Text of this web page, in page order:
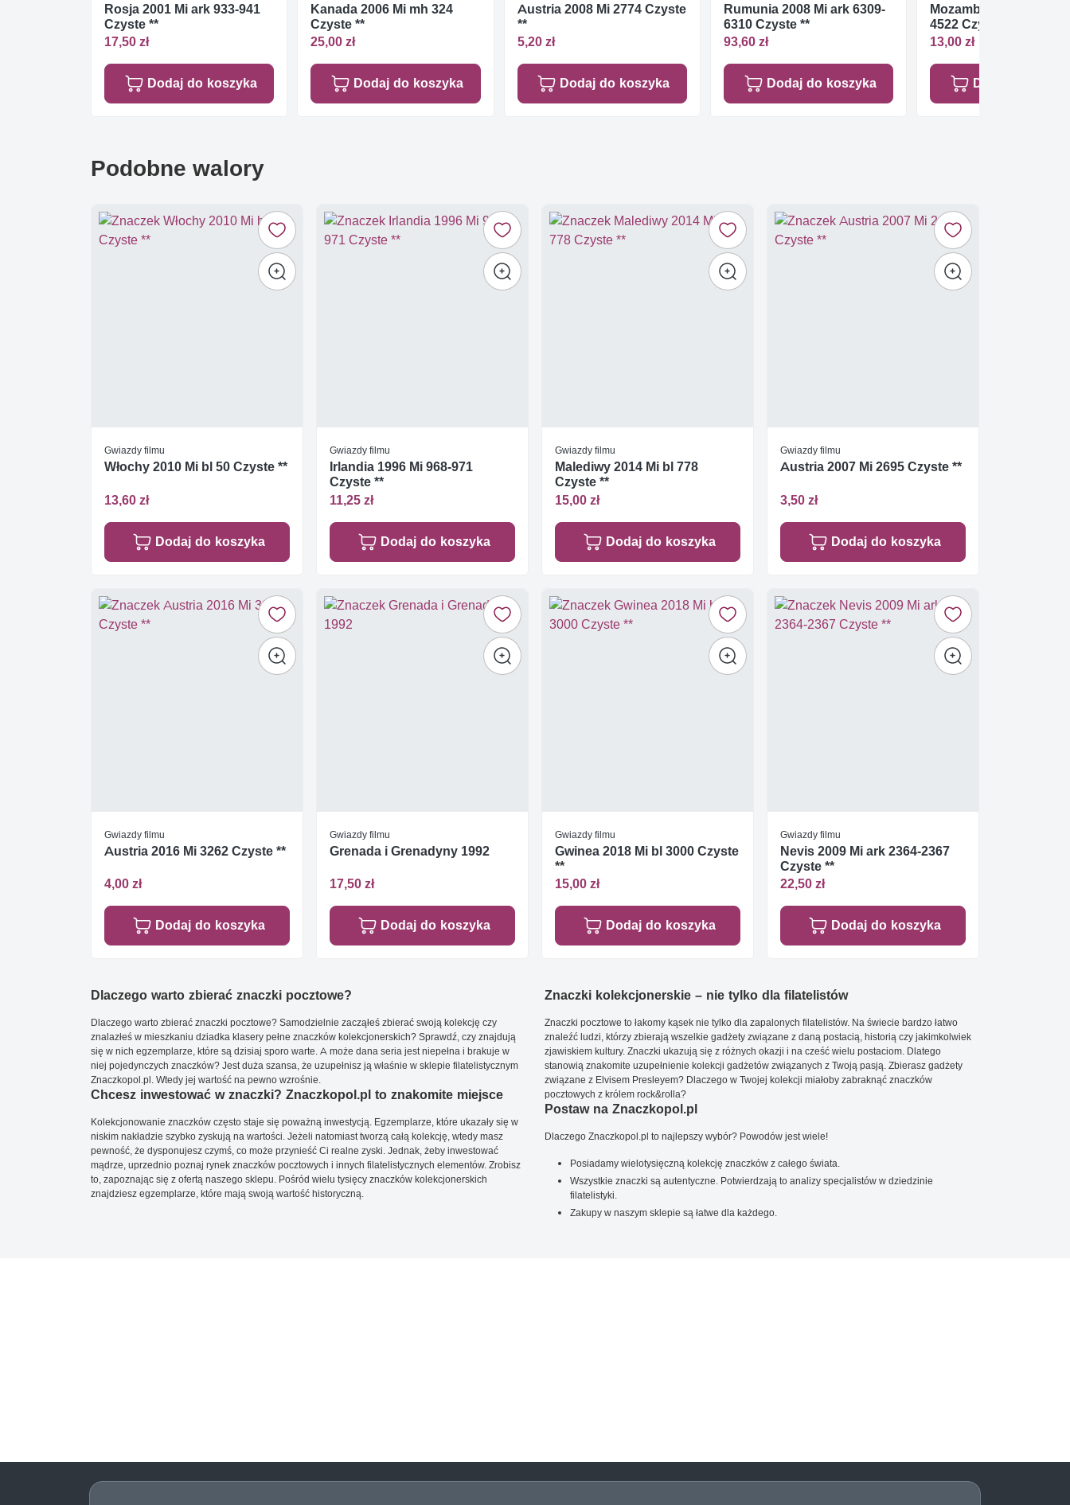
Rosja 2001 Mi ark 933-941
Czyste **
17,50 zł
Dodaj do koszyka
Kanada 2006 Mi mh 324
Czyste **
25,00 zł
Dodaj do koszyka
Austria 2008 Mi 2774 Czyste
**
5,20 zł
Dodaj do koszyka
Rumunia 2008 Mi ark 6309-
6310 Czyste **
93,60 zł
Dodaj do koszyka
Mozambik 2011 Mi ark
4522 Czyste **
13,00 zł
Dodaj do
Podobne walory
Gwiazdy filmu
Włochy 2010 Mi bl 50 Czyste **
13,60 zł
Dodaj do koszyka
Gwiazdy filmu
Irlandia 1996 Mi 968-971
Czyste **
11,25 zł
Dodaj do koszyka
Gwiazdy filmu
Malediwy 2014 Mi bl 778
Czyste **
15,00 zł
Dodaj do koszyka
Gwiazdy filmu
Austria 2007 Mi 2695 Czyste **
3,50 zł
Dodaj do koszyka
Gwiazdy filmu
Austria 2016 Mi 3262 Czyste **
4,00 zł
Dodaj do koszyka
Gwiazdy filmu
Grenada i Grenadyny 1992
17,50 zł
Dodaj do koszyka
Gwiazdy filmu
Gwinea 2018 Mi bl 3000 Czyste
**
15,00 zł
Dodaj do koszyka
Gwiazdy filmu
Nevis 2009 Mi ark 2364-2367
Czyste **
22,50 zł
Dodaj do koszyka
Dlaczego warto zbierać znaczki pocztowe?
Dlaczego warto zbierać znaczki pocztowe? Samodzielnie zacząłeś zbierać swoją kolekcję czy
znalazłeś w mieszkaniu dziadka klasery pełne znaczków kolekcjonerskich? Sprawdź, czy znajdują
się w nich egzemplarze, które są dzisiaj sporo warte. A może dana seria jest niepełna i brakuje w
niej pojedynczych znaczków? Jest duża szansa, że uzupełnisz ją właśnie w sklepie filatelistycznym
Znaczkopol.pl. Wtedy jej wartość na pewno wzrośnie.
Chcesz inwestować w znaczki? Znaczkopol.pl to znakomite miejsce
Kolekcjonowanie znaczków często staje się poważną inwestycją. Egzemplarze, które ukazały się w
niskim nakładzie szybko zyskują na wartości. Jeżeli natomiast tworzą całą kolekcję, wtedy masz
pewność, że dysponujesz czymś, co może przynieść Ci realne zyski. Jednak, żeby inwestować
mądrze, uprzednio poznaj rynek znaczków pocztowych i innych filatelistycznych elementów. Zrobisz
to, zapoznając się z ofertą naszego sklepu. Pośród wielu tysięcy znaczków kolekcjonerskich
znajdziesz egzemplarze, które mają swoją wartość historyczną.
Znaczki kolekcjonerskie – nie tylko dla filatelistów
Znaczki pocztowe to łakomy kąsek nie tylko dla zapalonych filatelistów. Na świecie bardzo łatwo
znaleźć ludzi, którzy zbierają wszelkie gadżety związane z daną postacią, historią czy jakimkolwiek
zjawiskiem kultury. Znaczki ukazują się z różnych okazji i na cześć wielu postaciom. Dlatego
stanowią znakomite uzupełnienie kolekcji gadżetów związanych z Twoją pasją. Zbierasz gadżety
związane z Elvisem Presleyem? Dlaczego w Twojej kolekcji miałoby zabraknąć znaczków
pocztowych z królem rock&rolla?
Postaw na Znaczkopol.pl
Dlaczego Znaczkopol.pl to najlepszy wybór? Powodów jest wiele!
Posiadamy wielotysięczną kolekcję znaczków z całego świata.
Wszystkie znaczki są autentyczne. Potwierdzają to analizy specjalistów w dziedzinie
filatelistyki.
Zakupy w naszym sklepie są łatwe dla każdego.